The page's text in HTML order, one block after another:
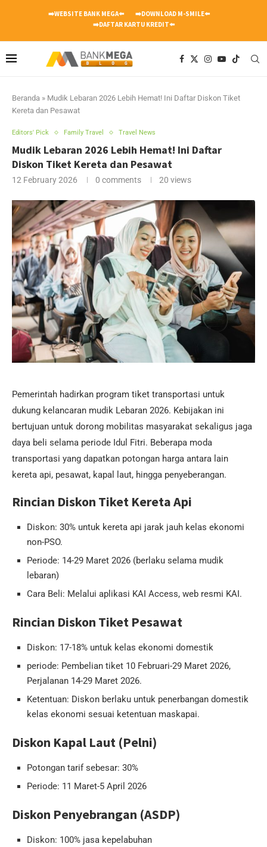
➡️WEBSITE BANK MEGA⬅️
➡️DOWNLOAD M-SMILE⬅️
➡️DAFTAR KARTU KREDIT⬅️
Beranda » Mudik Lebaran 2026 Lebih Hemat! Ini Daftar Diskon Tiket
Kereta dan Pesawat
Editors' Pick Family Travel Travel News
Mudik Lebaran 2026 Lebih Hemat! Ini Daftar
Diskon Tiket Kereta dan Pesawat
12 February 2026 0 comments 20 views
Pemerintah hadirkan program tiket transportasi untuk
dukung kelancaran mudik Lebaran 2026. Kebijakan ini
bertujuan untuk dorong mobilitas masyarakat sekaligus jaga
daya beli selama periode Idul Fitri. Beberapa moda
transportasi yang dapatkan potongan harga antara lain
kereta api, pesawat, kapal laut, hingga penyeberangan.
Rincian Diskon Tiket Kereta Api
Diskon: 30% untuk kereta api jarak jauh kelas ekonomi
non-PSO.
Periode: 14-29 Maret 2026 (berlaku selama mudik
lebaran)
Cara Beli: Melalui aplikasi KAI Access, web resmi KAI.
Rincian Diskon Tiket Pesawat
Diskon: 17-18% untuk kelas ekonomi domestik
periode: Pembelian tiket 10 Februari-29 Maret 2026,
Perjalanan 14-29 Maret 2026.
Ketentuan: Diskon berlaku untuk penerbangan domestik
kelas ekonomi sesuai ketentuan maskapai.
Diskon Kapal Laut (Pelni)
Potongan tarif sebesar: 30%
Periode: 11 Maret-5 April 2026
Diskon Penyebrangan (ASDP)
Diskon: 100% jasa kepelabuhan